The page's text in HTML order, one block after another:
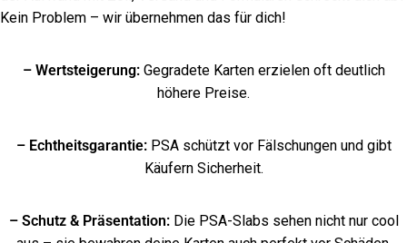
Kein Problem – wir übernehmen das für dich!
– Wertsteigerung:Gegradete Karten erzielen oft deutlich
höhere Preise.
– Echtheitsgarantie:PSA schützt vor Fälschungen und gibt
Käufern Sicherheit.
– Schutz & Präsentation:Die PSA-Slabs sehen nicht nur cool